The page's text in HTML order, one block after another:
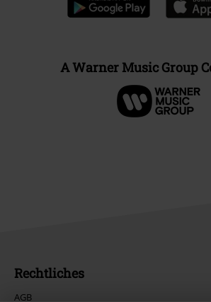
A Warner Music Group
Rechtliches